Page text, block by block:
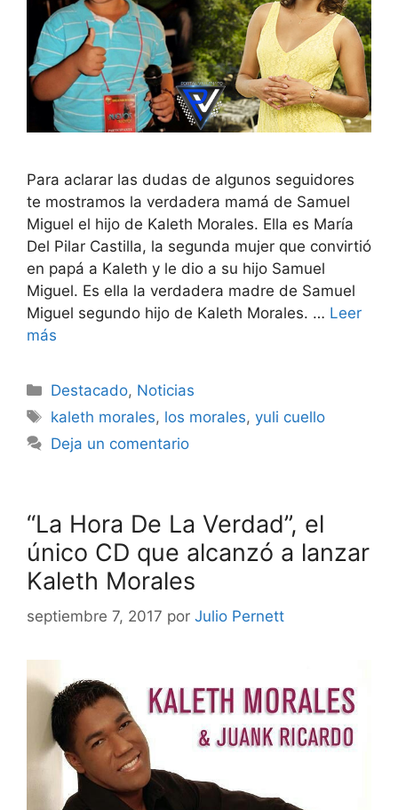
Para aclarar las dudas de algunos seguidores
te mostramos la verdadera mamá de Samuel
Miguel el hijo de Kaleth Morales. Ella es María
Del Pilar Castilla, la segunda mujer que convirtió
en papá a Kaleth y le dio a su hijo Samuel
Miguel. Es ella la verdadera madre de Samuel
Miguel segundo hijo de Kaleth Morales. … Leer
más
Destacado, Noticias
kaleth morales, los morales,yuli cuello
Deja un comentario
“La Hora De La Verdad”, el
único CD que alcanzó a lanzar
Kaleth Morales
septiembre 7, 2017 por Julio Pernett